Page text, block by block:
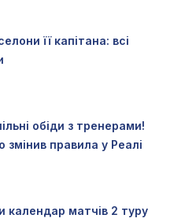
її капітана: всі
обіди з тренерами!
правила у Реалі
календар матчів 2 туру